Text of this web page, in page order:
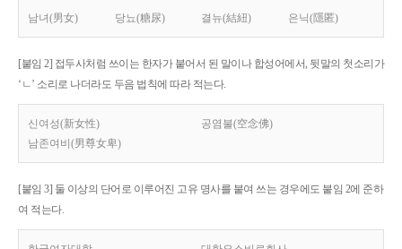
남녀(男女) 당뇨(糖尿) 결뉴(結紐) 은닉(隱匿)
[붙임 2] 접두사처럼 쓰이는 한자가 붙어서 된 말이나 합성어에서, 뒷말의 첫소리가
‘ㄴ’ 소리로 나더라도 두음 법칙에 따라 적는다.
신여성(新女性)
공염불(空念佛)
남존여비(男尊女卑)
[붙임 3] 둘 이상의 단어로 이루어진 고유 명사를 붙여 쓰는 경우에도 붙임 2에 준하
여 적는다.